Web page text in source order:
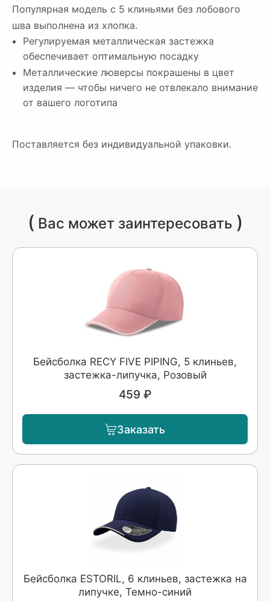
Популярная модель с 5 клиньями без лобового
шва выполнена из хлопка.
Регулируемая металлическая застежка
обеспечивает оптимальную посадку
Металлические люверсы покрашены в цвет
изделия — чтобы ничего не отвлекало внимание
от вашего логотипа
Поставляется без индивидуальной упаковки.
( Вас может заинтересовать )
Бейсболка RECY FIVE PIPING, 5 клиньев,
застежка-липучка, Розовый
459 ₽
Заказать
Бейсболка ESTORIL, 6 клиньев, застежка на
липучке, Темно-синий